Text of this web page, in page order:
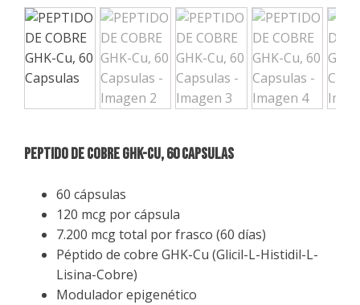
PEPTIDO DE COBRE GHK-Cu, 60 Capsulas
60 cápsulas
120 mcg por cápsula
7.200 mcg total por frasco (60 días)
Péptido de cobre GHK-Cu (Glicil-L-Histidil-L-
Lisina-Cobre)
Modulador epigenético